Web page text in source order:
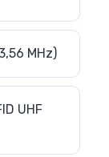
MHz)
UHF